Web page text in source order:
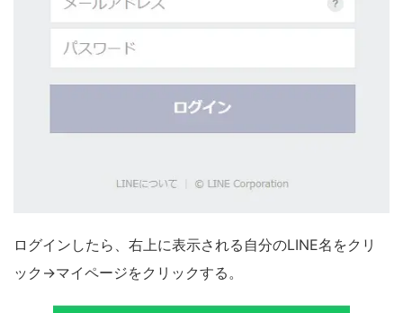
ログインしたら、右上に表示される自分のLINE名をクリ
ック→マイページをクリックする。